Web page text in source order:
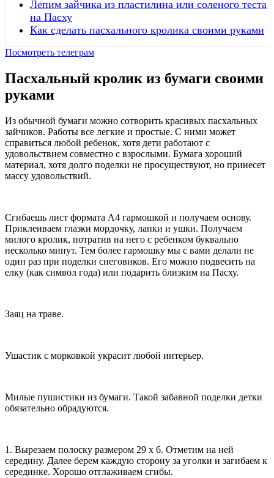
Лепим зайчика из пластилина или соленого теста
на Пасху
Как сделать пасхального кролика своими руками
Посмотреть телеграм
Пасхальный кролик из бумаги своими
руками
Из обычной бумаги можно сотворить красивых пасхальных
зайчиков. Работы все легкие и простые. С ними может
справиться любой ребенок, хотя дети работают с
удовольствием совместно с взрослыми. Бумага хороший
материал, хотя долго поделки не просуществуют, но принесет
массу удовольствий.
Сгибаешь лист формата А4 гармошкой и получаем основу.
Приклеиваем глазки мордочку, лапки и ушки. Получаем
милого кролик, потратив на него с ребенком буквально
несколько минут. Тем более гармошку мы с вами делали не
один раз при поделки снеговиков. Его можно подвесить на
елку (как символ года) или подарить близким на Пасху.
Заяц на траве.
Ушастик с морковкой украсит любой интерьер.
Милые пушистики из бумаги. Такой забавной поделки детки
обязательно обрадуются.
1. Вырезаем полоску размером 29 x 6. Отметим на ней
середину. Далее берем каждую сторону за уголки и загибаем к
серединке. Хорошо отглаживаем сгибы.